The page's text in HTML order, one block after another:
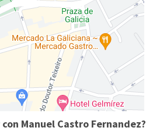
Manuel Castro Fernandez?